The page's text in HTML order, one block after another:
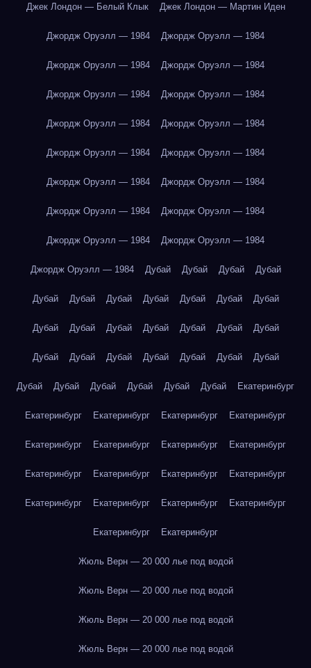
Джек Лондон — Белый Клык Джек Лондон — Мартин Иден
Джордж Оруэлл — 1984 Джордж Оруэлл — 1984
Джордж Оруэлл — 1984 Джордж Оруэлл — 1984
Джордж Оруэлл — 1984 Джордж Оруэлл — 1984
Джордж Оруэлл — 1984 Джордж Оруэлл — 1984
Джордж Оруэлл — 1984 Джордж Оруэлл — 1984
Джордж Оруэлл — 1984 Джордж Оруэлл — 1984
Джордж Оруэлл — 1984 Джордж Оруэлл — 1984
Джордж Оруэлл — 1984 Джордж Оруэлл — 1984
Джордж Оруэлл — 1984 Дубай Дубай Дубай Дубай
Дубай Дубай Дубай Дубай Дубай Дубай Дубай
Дубай Дубай Дубай Дубай Дубай Дубай Дубай
Дубай Дубай Дубай Дубай Дубай Дубай Дубай
Дубай Дубай Дубай Дубай Дубай Дубай Екатеринбург
Екатеринбург Екатеринбург Екатеринбург Екатеринбург
Екатеринбург Екатеринбург Екатеринбург Екатеринбург
Екатеринбург Екатеринбург Екатеринбург Екатеринбург
Екатеринбург Екатеринбург Екатеринбург Екатеринбург
Екатеринбург Екатеринбург
Жюль Верн — 20 000 лье под водой
Жюль Верн — 20 000 лье под водой
Жюль Верн — 20 000 лье под водой
Жюль Верн — 20 000 лье под водой